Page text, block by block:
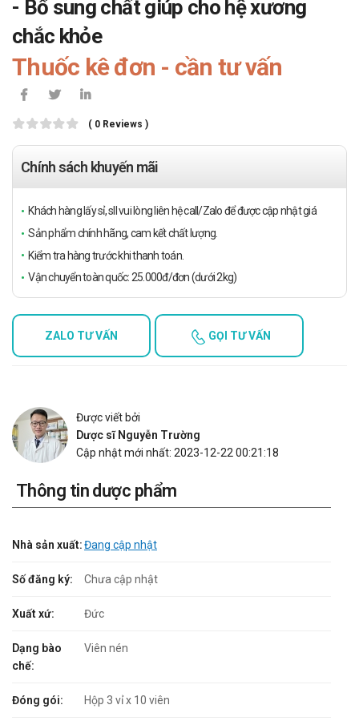
- Bổ sung chất giúp cho hệ xương
chắc khỏe
Thuốc kê đơn - cần tư vấn
( 0 Reviews )
Chính sách khuyến mãi
Khách hàng lấy sỉ, sll vui lòng liên hệ call/Zalo để được cập nhật giá
Sản phẩm chính hãng, cam kết chất lượng.
Kiểm tra hàng trước khi thanh toán.
Vận chuyển toàn quốc: 25.000đ/đơn (dưới 2kg)
ZALO TƯ VẤN GỌI TƯ VẤN
Được viết bởi
Dược sĩ Nguyễn Trường
Cập nhật mới nhất: 2023-12-22 00:21:18
Thông tin dược phẩm
Nhà sản xuất:Đang cập nhật
Số đăng ký: Chưa cập nhật
Xuất xứ: Đức
Dạng bào
chế:
Viên nén
Đóng gói: Hộp 3 vỉ x 10 viên